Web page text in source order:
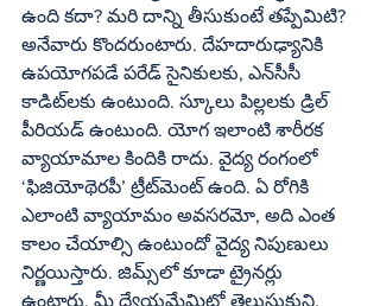
ఉంది కదా? మరి దాన్ని తీసుకుంటే తప్పేమిటి?
అనేవారు కొందరుంటారు. దేహదారుఢ్యానికి
ఉపయోగపడే పరేడ్‌ సైనికులకు, ఎన్‌సీసీ
కాడిట్‌లకు ఉంటుంది. స్కూలు పిల్లలకు డ్రిల్‌
పీరియడ్‌ ఉంటుంది. యోగ ఇలాంటి శారీరక
వ్యాయామాల కిందికి రాదు. వైద్య రంగంలో
‘ఫిజియోథెరపీ’ ట్రీట్‌మెంట్‌ ఉంది. ఏ రోగికి
ఎలాంటి వ్యాయామం అవసరమో, అది ఎంత
కాలం చేయాల్సి ఉంటుందో వైద్య నిపుణులు
నిర్ణయిస్తారు. జిమ్స్‌లో కూడా ట్రైనర్లు
ఉంటారు. మీ ధ్యేయమేమిటో తెలుసుకుని,